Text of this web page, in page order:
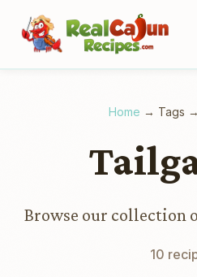
Home → Tags →
Browse our collection
10